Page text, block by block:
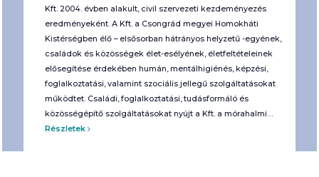
Kft. 2004. évben alakult, civil szervezeti kezdeményezés
eredményeként. A Kft. a Csongrád megyei Homokháti
Kistérségben élő – elsősorban hátrányos helyzetű -egyének,
családok és közösségek élet-esélyének, életfeltételeinek
elősegítése érdekében humán, mentálhigiénés, képzési,
foglalkoztatási, valamint szociális jellegű szolgáltatásokat
működtet. Családi, foglalkoztatási, tudásformáló és
közösségépítő szolgáltatásokat nyújt a Kft. a mórahalmi…
Részletek